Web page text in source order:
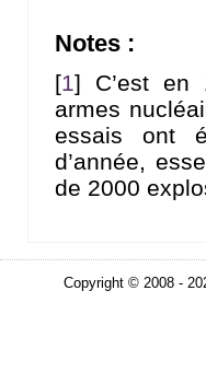
Notes :
[1] C’est en
armes
essais ont
d’année,
de 2000
Copyright © 2008 -